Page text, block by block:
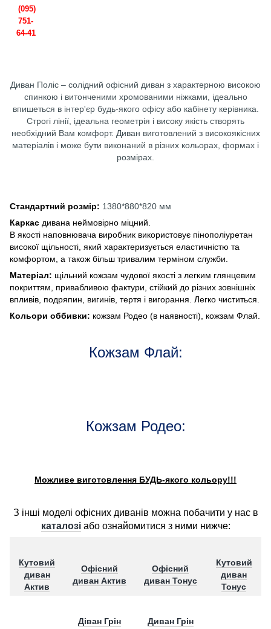
(095)
751-
64-41
Диван Поліс – солідний офісний диван з характерною високою
спинкою і витонченими хромованими ніжками, ідеально
впишеться в інтер'єр будь-якого офісу або кабінету керівника.
Строгі лінії, ідеальна геометрія і високу якість створять
необхідний Вам комфорт. Диван виготовлений з високоякісних
матеріалів і може бути виконаний в різних кольорах, формах і
розмірах.
Стандартний розмір: 1380*880*820 мм
Каркас дивана неймовірно міцний.
В якості наповнювача виробник використовує пінополіуретан
високої щільності, який характеризується еластичністю та
комфортом, а також більш тривалим терміном служби.
Матеріал: щільний кожзам чудової якості з легким глянцевим
покриттям, привабливою фактури, стійкий до різних зовнішніх
впливів, подряпин, вигинів, тертя і вигорання. Легко чиститься.
Кольори оббивки: кожзам Родео (в наявності), кожзам Флай.
Кожзам Флай:
Кожзам Родео:
Можливе виготовлення БУДЬ-якого кольору!!!
З інші моделі офісних диванів можна побачити у нас в
каталозіабо ознайомитися з ними нижче:
Кутовий
диван
Актив
Офісний
диван Актив
Офісний
диван Тонус
Кутовий
диван
Тонус
Діван Грін
Диван Грін